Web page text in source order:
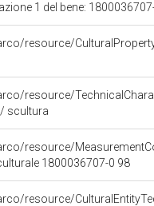
1 del bene:
resource/
resource/
scultura
resource/
1800036707-0 98
resource/